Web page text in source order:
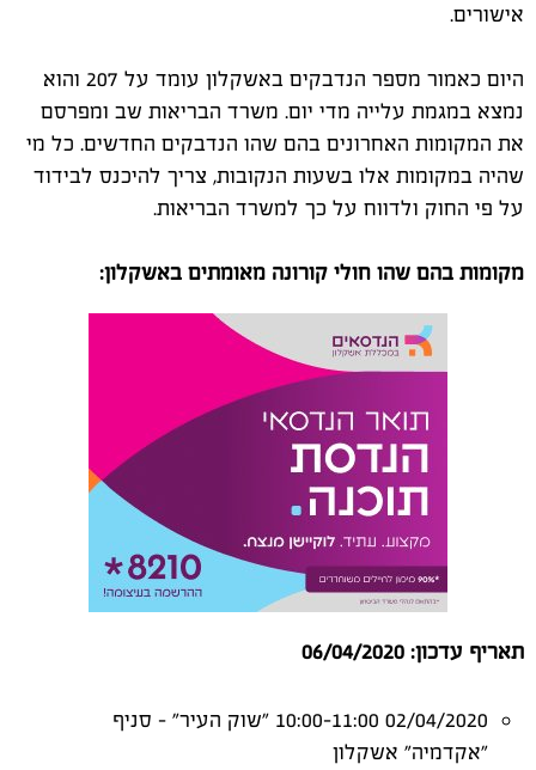
אישורים.
היום כאמור מספר הנדבקים באשקלון עומד על 207 והוא
נמצא במגמת עלייה מדי יום. משרד הבריאות שב ומפרסם
את המקומות האחרונים בהם שהו הנדבקים החדשים. כל מי
שהיה במקומות אלו בשעות הנקובות, צריך להיכנס לבידוד
על פי החוק ולדווח על כך למשרד הבריאות.
מקומות בהם שהו חולי קורונה מאומתים באשקלון:
תאריף עדכון: 06/04/2020
02/04/2020 10:00-11:00 "שוק העיר" - סניף
"אקדמיה" אשקלון